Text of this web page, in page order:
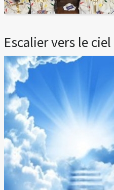
Escalier vers le ciel